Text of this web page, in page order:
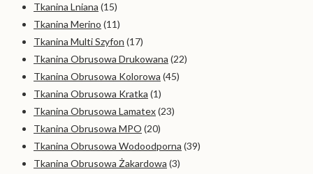
Tkanina Lniana (15)
Tkanina Merino (11)
Tkanina Multi Szyfon (17)
Tkanina Obrusowa Drukowana (22)
Tkanina Obrusowa Kolorowa (45)
Tkanina Obrusowa Kratka (1)
Tkanina Obrusowa Lamatex(23)
Tkanina Obrusowa MPO (20)
Tkanina Obrusowa Wodoodporna (39)
Tkanina Obrusowa Żakardowa (3)